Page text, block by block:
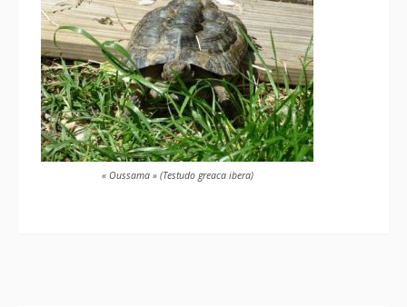
« Oussama » (Testudo greaca ibera)